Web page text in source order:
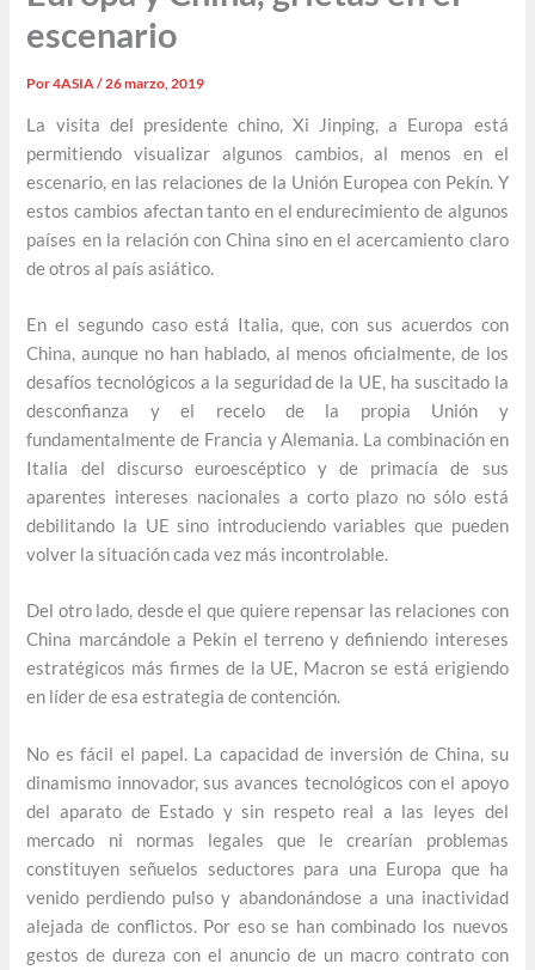
escenario
Por4ASIA/26 marzo, 2019
La visita del presidente chino, Xi Jinping, a Europa está
permitiendo visualizar algunos cambios, al menos en el
escenario, en las relaciones de la Unión Europea con Pekín. Y
estos cambios afectan tanto en el endurecimiento de algunos
países en la relación con China sino en el acercamiento claro
de otros al país asiático.
En el segundo caso está Italia, que, con sus acuerdos con
China, aunque no han hablado, al menos oficialmente, de los
desafíos tecnológicos a la seguridad de la UE, ha suscitado la
desconfianza y el recelo de la propia Unión y
fundamentalmente de Francia y Alemania. La combinación en
Italia del discurso euroescéptico y de primacía de sus
aparentes intereses nacionales a corto plazo no sólo está
debilitando la UE sino introduciendo variables que pueden
volver la situación cada vez más incontrolable.
Del otro lado, desde el que quiere repensar las relaciones con
China marcándole a Pekín el terreno y definiendo intereses
estratégicos más firmes de la UE, Macron se está erigiendo
en líder de esa estrategia de contención.
No es fácil el papel. La capacidad de inversión de China, su
dinamismo innovador, sus avances tecnológicos con el apoyo
del aparato de Estado y sin respeto real a las leyes del
mercado ni normas legales que le crearían problemas
constituyen señuelos seductores para una Europa que ha
venido perdiendo pulso y abandonándose a una inactividad
alejada de conflictos. Por eso se han combinado los nuevos
gestos de dureza con el anuncio de un macro contrato con